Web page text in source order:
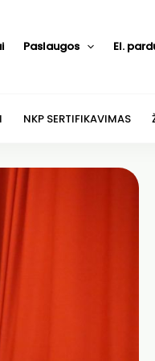
Paslaugos El.
NKP SERTIFIKAVIMAS